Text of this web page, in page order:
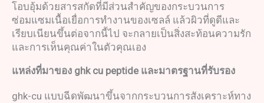
โอบอุ้มด้วยสารสกัดที่มีส่วนสำคัญของกระบวนการ
ซ่อมแซมเนื้อเยื่อการทำงานของเซลล์ แล้วผิวที่ดูดีและ
เรียบเนียนขึ้นต่อจากนี้ไป จะกลายเป็นสิ่งสะท้อนความรัก
และการเห็นคุณค่าในตัวคุณเอง
แหล่งที่มาของ ghk cu peptide และมาตรฐานที่รับรอง
ghk-cu แบบฉีดพัฒนาขึ้นจากกระบวนการสังเคราะห์ทาง